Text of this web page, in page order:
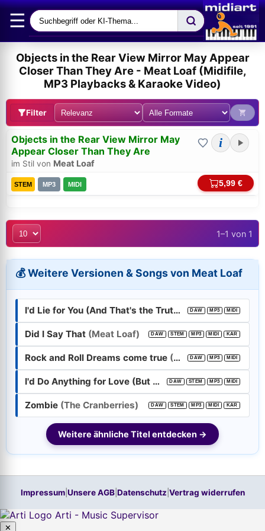
☰
Objects in the Rear View Mirror May Appear
Closer Than They Are - Meat Loaf (Midifile,
MP3 Playbacks & Karaoke Video)
Filter
Objects in the Rear View Mirror May
Appear Closer Than They Are
im Stil von Meat Loaf
i
STEM MP3 MIDI 5,99 €
1–1 von 1
💰 Weitere Versionen & Songs von Meat Loaf
I'd Lie for You (And That's the Truth) (Meat Loaf)
DAW MP3 MIDI
Did I Say That (Meat Loaf) DAW STEM MP3 MIDI KAR
Rock and Roll Dreams come true (Meat Loaf) DAW MP3 MIDI
I'd Do Anything for Love (But I Won't Do That) (Meat
DAW STEM MP3 MIDI
Zombie (The Cranberries) DAW STEM MP3 MIDI KAR
Weitere ähnliche Titel entdecken →
Impressum| Unsere AGB| Datenschutz Vertrag widerrufen
Arti - Music Supervisor
✕
E-Mail-Adresse:
Passwort:
Trage bitte vorher Deine E-Mail-Adresse in das Feld oben ein.
Hilfe, ich habe mein
Passwort
Neu hier? Jetzt kostenloses Konto anlegen